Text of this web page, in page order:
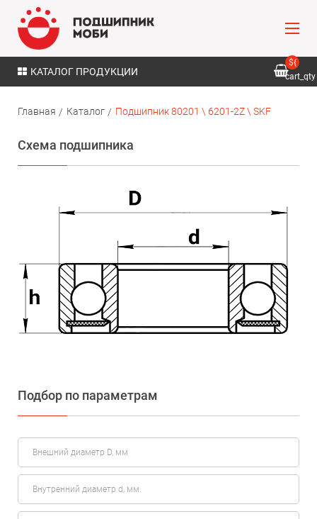
КАТАЛОГ ПРОДУКЦИИ
${
cart_qty
Главная Каталог Подшипник 80201 \ 6201-2Z \ SKF
Схема подшипника
Подбор по параметрам